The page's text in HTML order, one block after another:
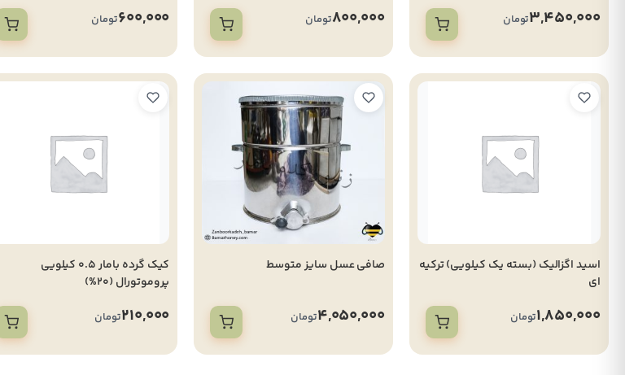
3,450,000تومان 800,000تومان 600,000تومان
اسید اگزالیک (بسته یک کیلویی) ترکیه
ای
1,850,000تومان
صافی عسل سایز متوسط
4,050,000تومان
کیک گرده بامار 0.5 کیلویی
پروموتورال (20%)
210,000تومان